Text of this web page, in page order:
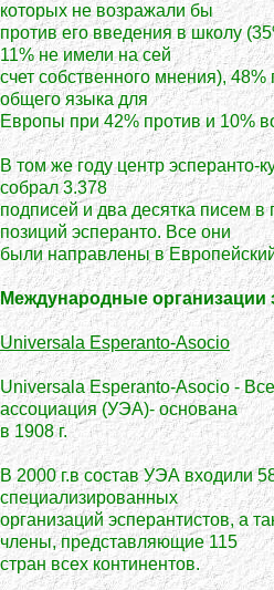
которых не возражали бы
против его введения в школу
11% не имели на сей
счет собственного мнения),
общего языка для
Европы при 42% против и 10%
В том же году центр эсперанто-
собрал 3.378
подписей и два десятка писем в
позиций эсперанто. Все они
были направлены в
Международные организации
Universala Esperanto-Asocio
Universala Esperanto-Asocio -
ассоциация (УЭА)- основана
в 1908 г.
В 2000 г.в состав УЭА входили
специализированных
организаций эсперантистов, а
члены, представляющие 115
стран всех континентов.